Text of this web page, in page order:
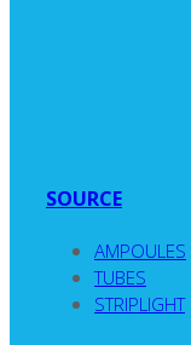
SOURCE
AMPOULES
TUBES
STRIPLIGHT